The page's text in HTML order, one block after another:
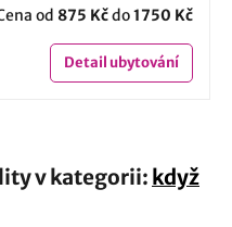
od 875 Kčdo1750 Kč
Detailubytování
v kategorii: když